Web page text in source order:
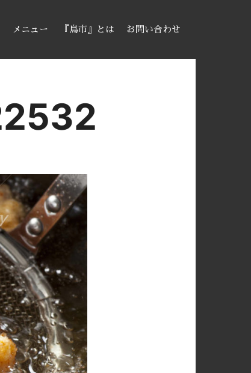
メニュー 『鳥市』とは お問い合わせ